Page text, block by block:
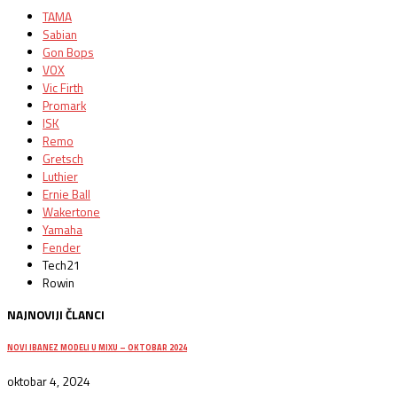
TAMA
Sabian
Gon Bops
VOX
Vic Firth
Promark
ISK
Remo
Gretsch
Luthier
Ernie Ball
Wakertone
Yamaha
Fender
Tech21
Rowin
NAJNOVIJI ČLANCI
NOVI IBANEZ MODELI U MIXU – OKTOBAR 2024
oktobar 4, 2024